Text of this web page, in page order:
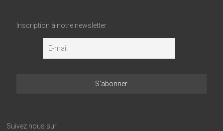
Inscription à notre newsletter
Suivez nous sur